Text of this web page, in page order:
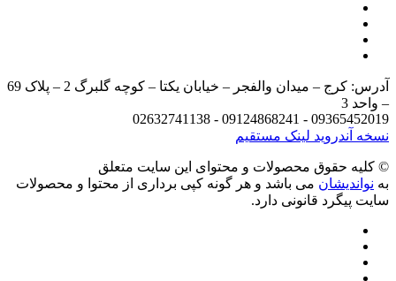
آدرس: کرج – میدان والفجر – خیابان یکتا – کوچه گلبرگ 2 – پلاک 69
3
09365452019 - 09124868241 -
آندرویدلینک مستقیم
حقوق محصولات و محتوای اين سایت متعلق
می باشد و هر گونه کپی برداری از محتوا و محصولات
پیگرد قانونی دارد.